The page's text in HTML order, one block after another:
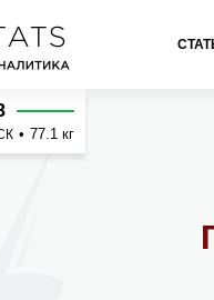
• 77.1 кг